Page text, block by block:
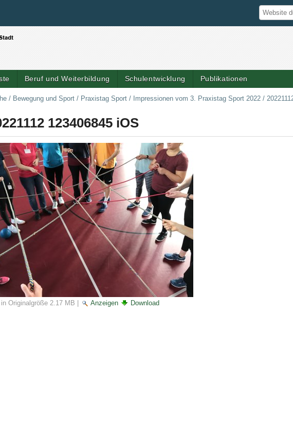
Suche
Website
Beruf und Weiterbildung Schulentwicklung Publikationen
/ Bewegung und Sport / Praxistag Sport / Impressionen vom 3. Praxistag Sport 2022 /
123406845 iOS
in Originalgröße 2.17 MB Anzeigen Download